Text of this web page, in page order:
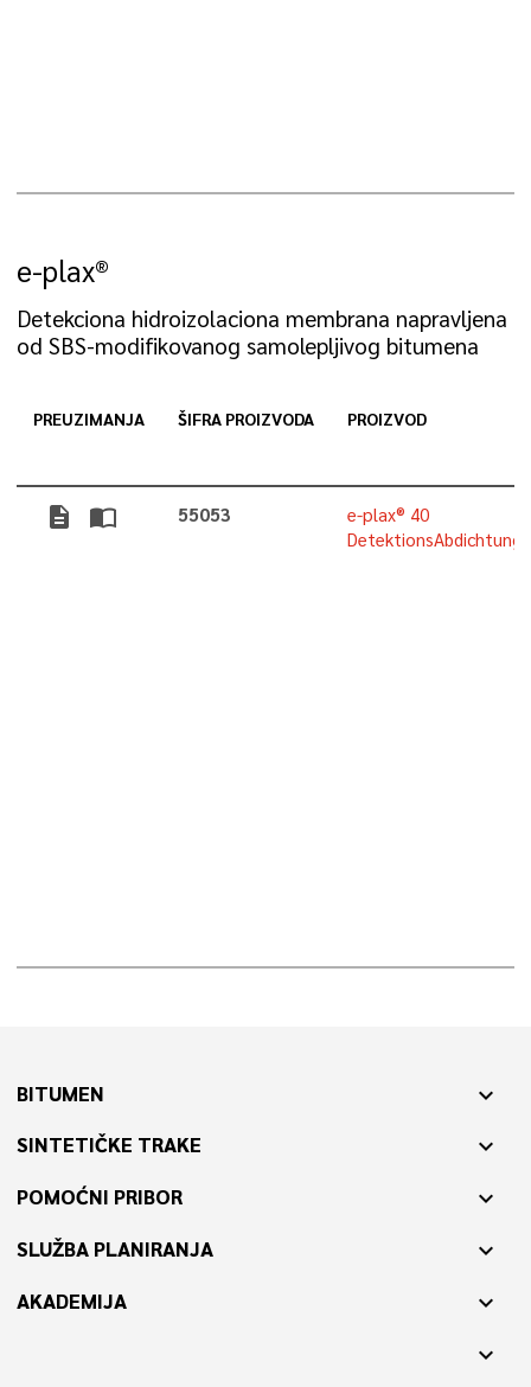
e-plax®
Detekciona hidroizolaciona membrana napravljena
od SBS-modifikovanog samolepljivog bitumena
PREUZIMANJA ŠIFRA PROIZVODA PROIZVOD
description import_contacts 55053
e-plax® 40
BITUMEN expand_more
SINTETIČKE TRAKE expand_more
POMOĆNI PRIBOR expand_more
SLUŽBA PLANIRANJA expand_more
AKADEMIJA
expand_more
expand_more